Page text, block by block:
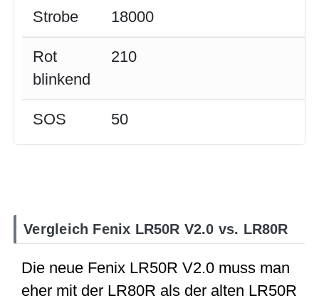
Strobe 18000
Rot
blinkend
210
SOS 50
Vergleich Fenix LR50R V2.0 vs. LR80R
Die neue Fenix LR50R V2.0 muss man
eher mit der LR80R als der alten LR50R